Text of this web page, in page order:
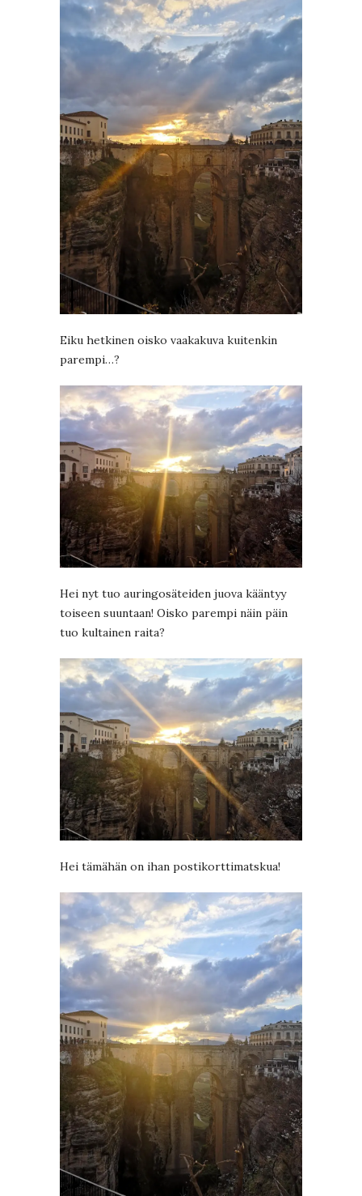
Eiku hetkinen oisko vaakakuva kuitenkin
parempi…?
Hei nyt tuo auringosäteiden juova kääntyy
toiseen suuntaan! Oisko parempi näin päin
tuo kultainen raita?
Hei tämähän on ihan postikorttimatskua!